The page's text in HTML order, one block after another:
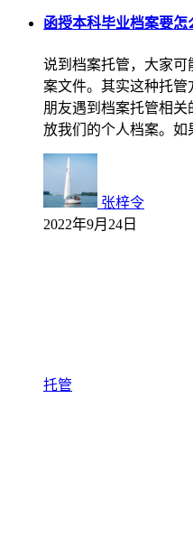
函授本科毕业档案要怎
说到档案托管，大家可
案文件。其实这种托管
朋友遇到档案托管相
放我们的个人档案。
张梓令
2022年9月24日
托管